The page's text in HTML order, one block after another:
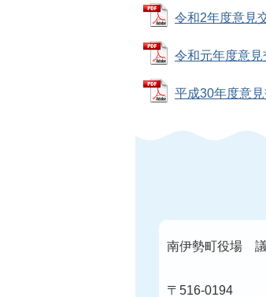
令和2年度意見
令和元年度意
平成30年度意
南伊勢町役場
〒516-0194